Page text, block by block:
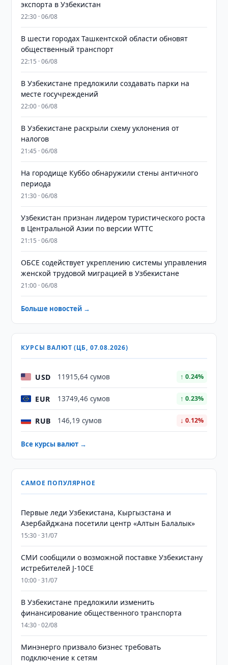
экспорта в Узбекистан
22:30 · 06/08
В шести городах Ташкентской области обновят
общественный транспорт
22:15 · 06/08
В Узбекистане предложили создавать парки на
месте госучреждений
22:00 · 06/08
В Узбекистане раскрыли схему уклонения от
налогов
21:45 · 06/08
На городище Куббо обнаружили стены античного
периода
21:30 · 06/08
Узбекистан признан лидером туристического роста
в Центральной Азии по версии WTTC
21:15 · 06/08
ОБСЕ содействует укреплению системы управления
женской трудовой миграцией в Узбекистане
21:00 · 06/08
Больше новостей →
КУРСЫ ВАЛЮТ (ЦБ, 07.08.2026)
USD 11915,64 сумов ↑ 0.24%
EUR 13749,46 сумов ↑ 0.23%
RUB 146,19 сумов ↓ 0.12%
Все курсы валют →
САМОЕ ПОПУЛЯРНОЕ
Первые леди Узбекистана, Кыргызстана и
Азербайджана посетили центр «Алтын Балалык»
15:30 · 31/07
СМИ сообщили о возможной поставке Узбекистану
истребителей J-10CE
10:00 · 31/07
В Узбекистане предложили изменить
финансирование общественного транспорта
14:30 · 02/08
Минэнерго призвало бизнес требовать
подключение к сетям